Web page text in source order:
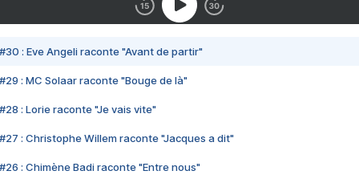
#30 : Eve Angeli raconte "Avant de partir"
#29 : MC Solaar raconte "Bouge de là"
#28 : Lorie raconte "Je vais vite"
#27 : Christophe Willem raconte "Jacques a dit"
#26 : Chimène Badi raconte "Entre nous"